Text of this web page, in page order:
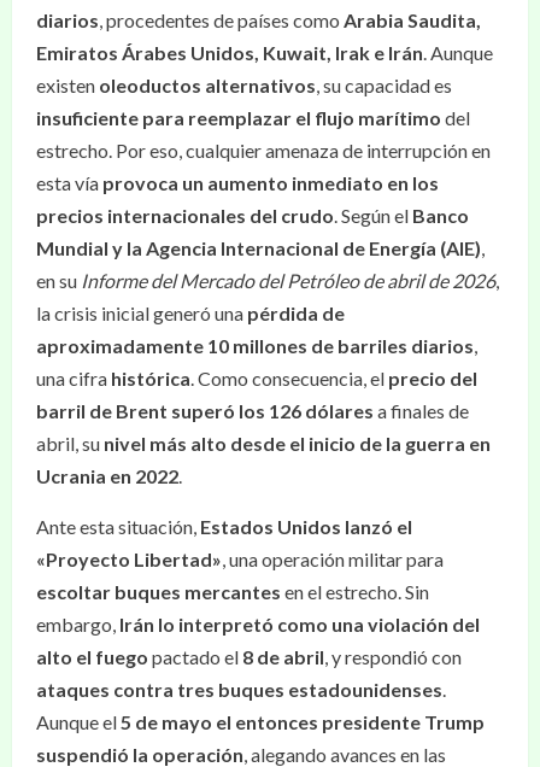
diarios, procedentes de países como Arabia Saudita,
Emiratos Árabes Unidos, Kuwait, Irak e Irán. Aunque
existen oleoductos alternativos, su capacidad es
insuficiente para reemplazar el flujo marítimo del
estrecho. Por eso, cualquier amenaza de interrupción en
esta vía provoca un aumento inmediato en los
precios internacionales del crudo. Según el Banco
Mundial y la Agencia Internacional de Energía (AIE),
en su Informe del Mercado del Petróleo de abril de 2026,
la crisis inicial generó una pérdida de
aproximadamente 10 millones de barriles diarios,
una cifra histórica. Como consecuencia, el precio del
barril de Brent superó los 126 dólares a finales de
abril, su nivel más alto desde el inicio de la guerra en
Ucrania en 2022.
Ante esta situación, Estados Unidos lanzó el
«Proyecto Libertad», una operación militar para
escoltar buques mercantes en el estrecho. Sin
embargo, Irán lo interpretó como una violación del
alto el fuego pactado el 8 de abril, y respondió con
ataques contra tres buques estadounidenses.
Aunque el5 de mayo el entonces presidente Trump
suspendió la operación, alegando avances en las